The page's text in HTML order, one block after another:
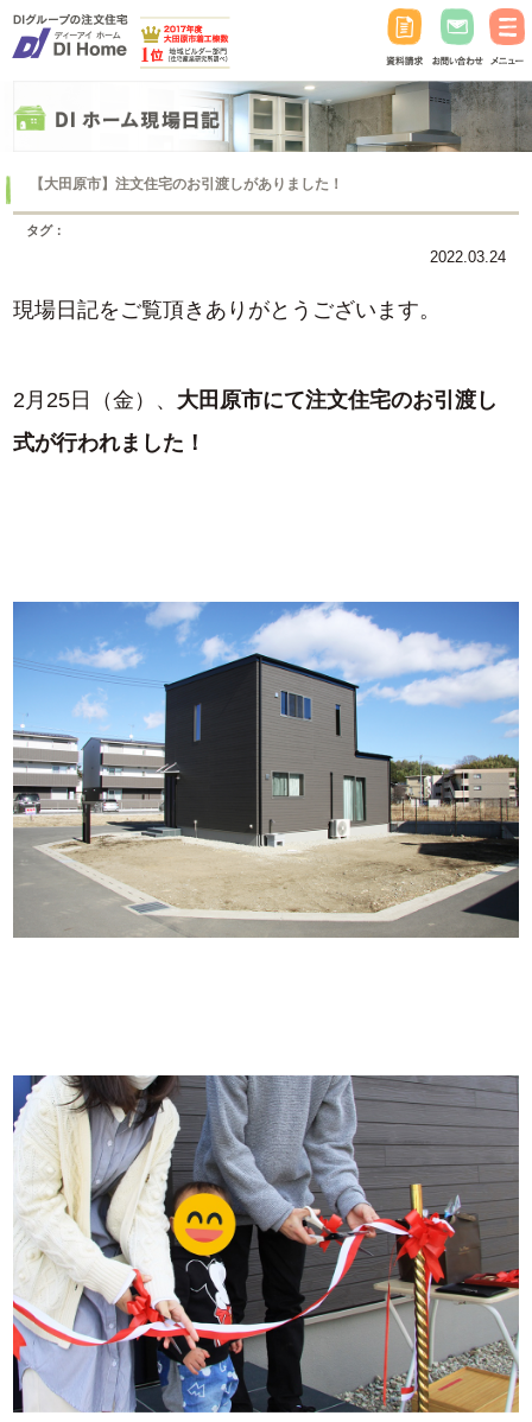
【大田原市】注文住宅のお引渡しがありました！
タグ：
2022.03.24
現場日記をご覧頂きありがとうございます。
2月25日（金）、 大田原市にて注文住宅のお引渡し
式が行われました！